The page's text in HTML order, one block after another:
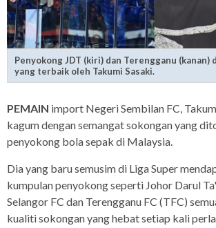
Penyokong JDT (kiri) dan Terengganu (kanan)
yang terbaik oleh Takumi Sasaki.
PEMAIN import Negeri Sembilan FC,
kagum dengan semangat sokongan yang
penyokong bola sepak di Malaysia.
Dia yang baru semusim di Liga Super
kumpulan penyokong seperti Johor Darul
Selangor FC dan Terengganu FC (TFC)
kualiti sokongan yang hebat setiap kali